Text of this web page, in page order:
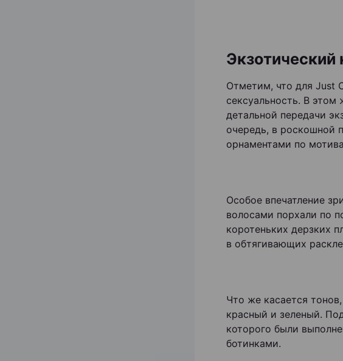
Экзотический
Отметим, что для Just
сексуальность. В этом
детальной передачи
очередь, в роскошной
орнаментами по
Особое впечатление
волосами порхали по
коротеньких дерзких
в обтягивающих
Что же касается
красный и зеленый.
которого были
ботинками.